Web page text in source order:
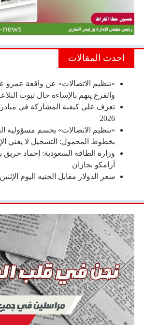
احدث المقالات
«تنظيم الاتصالات» عن واقعة عمرو
والفرع يتهم بالإساءة حال ثبوت
تعرف علي كيفية المشاركة في
2026
«تنظيم الاتصالات» يحسم مسؤولية
بخطوط المحمول: التسجيل لا يعني
وزارة الطاقة السعودية: إخماد حريق
أرامكو بجازان
سعر الدولار مقابل الجنيه اليوم الإثنين 10 أغسطس 2026